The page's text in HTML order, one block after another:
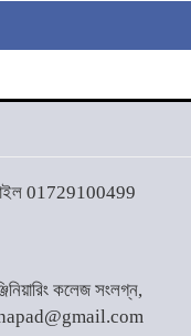
: ইরানের হামলায় এশিয়ায়
ধ্বংস
01729100499
কলেজ সংলগ্ন,